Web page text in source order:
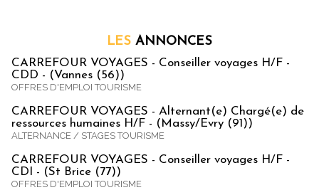
LES ANNONCES
CARREFOUR VOYAGES - Conseiller voyages H/F -
CDD - (Vannes (56))
OFFRES D'EMPLOI TOURISME
CARREFOUR VOYAGES - Alternant(e) Chargé(e) de
ressources humaines H/F - (Massy/Evry (91))
ALTERNANCE / STAGES TOURISME
CARREFOUR VOYAGES - Conseiller voyages H/F -
CDI - (St Brice (77))
OFFRES D'EMPLOI TOURISME